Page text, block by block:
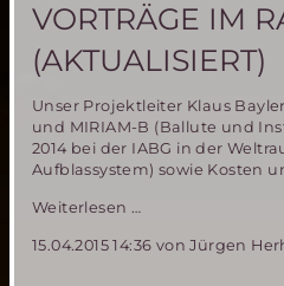
30.
Mai
in
München
VORTRÄGE IM
(AKTUALISIERT)
Unser Projektleiter Klaus
und MIRIAM-B (Ballute und
2014 bei der IABG in der
Aufblassystem) sowie Kosten
Weiterlesen …
Rahmen
15.04.2015 14:36 von Jürgen